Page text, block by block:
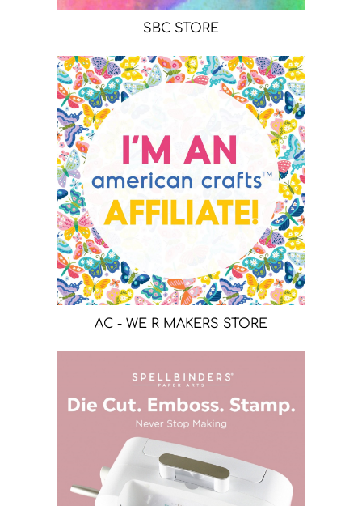
SBC STORE
AC - WE R MAKERS STORE